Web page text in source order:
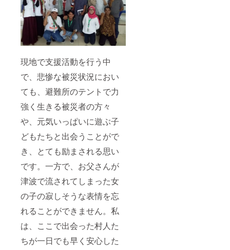
現地で支援活動を行う中
で、悲惨な被災状況におい
ても、避難所のテントで力
強く生きる被災者の方々
や、元気いっぱいに遊ぶ子
どもたちと出会うことがで
き、とても励まされる思い
です。一方で、お父さんが
津波で流されてしまった女
の子の寂しそうな表情を忘
れることができません。私
は、ここで出会った村人た
ちが一日でも早く安心した